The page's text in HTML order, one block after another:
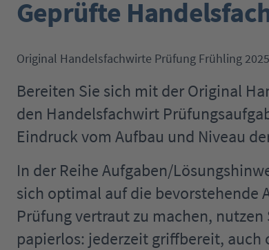
Geprüfte
Original Handelsfachwirte Prüfung Frühling 2025
Bereiten Sie sich mit der Original
den Handelsfachwirt
Eindruck vom Aufbau und Niveau
In der Reihe Aufgaben/
sich optimal auf die bevorstehende
Prüfung vertraut zu machen,
papierlos: jederzeit griffbereit, auch